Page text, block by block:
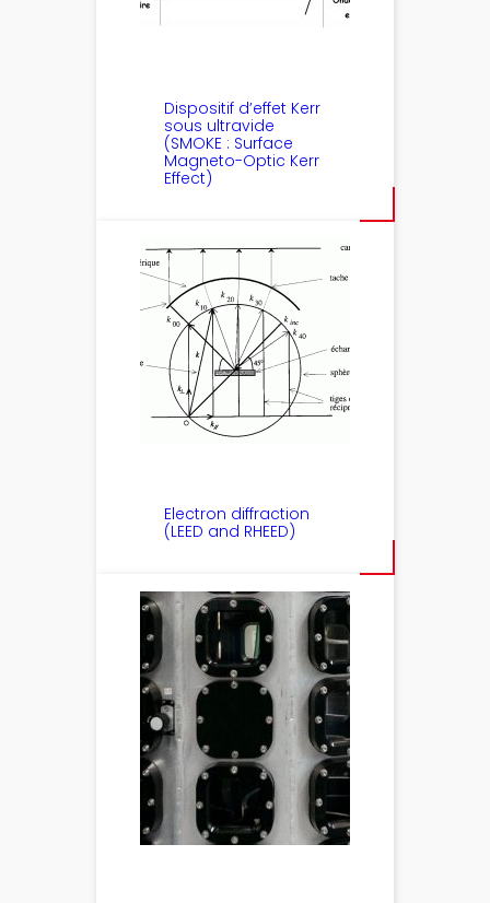
Dispositif d’effet Kerr
sous ultravide
(SMOKE : Surface
Magneto-Optic Kerr
Effect)
Electron diffraction
(LEED and RHEED)